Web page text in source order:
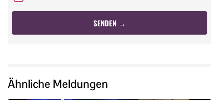
Ähnliche Meldungen